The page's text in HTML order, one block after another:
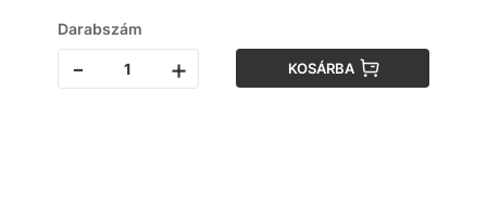
Darabszám
- + KOSÁRBA